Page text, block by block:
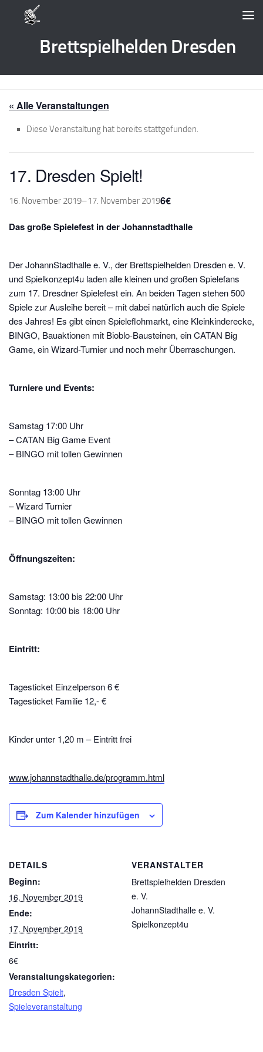
Zum Inhalt springen
Brettspielhelden Dresden
« Alle Veranstaltungen
Diese Veranstaltung hat bereits stattgefunden.
17. Dresden Spielt!
16. November 2019–17. November 20196€
Das große Spielefest in der Johannstadthalle
Der JohannStadthalle e. V., der Brettspielhelden Dresden e. V.
und Spielkonzept4u laden alle kleinen und großen Spielefans
zum 17. Dresdner Spielefest ein. An beiden Tagen stehen 500
Spiele zur Ausleihe bereit – mit dabei natürlich auch die Spiele
des Jahres! Es gibt einen Spieleflohmarkt, eine Kleinkinderecke,
BINGO, Bauaktionen mit Bioblo-Bausteinen, ein CATAN Big
Game, ein Wizard-Turnier und noch mehr Überraschungen.
Turniere und Events:
Samstag 17:00 Uhr
– CATAN Big Game Event
– BINGO mit tollen Gewinnen
Sonntag 13:00 Uhr
– Wizard Turnier
– BINGO mit tollen Gewinnen
Öffnungszeiten:
Samstag: 13:00 bis 22:00 Uhr
Sonntag: 10:00 bis 18:00 Uhr
Eintritt:
Tagesticket Einzelperson 6 €
Tagesticket Familie 12,- €
Kinder unter 1,20 m – Eintritt frei
www.johannstadthalle.de/programm.html
Zum Kalender hinzufügen
DETAILS
Beginn:
16. November 2019
Ende:
17. November 2019
Eintritt:
6€
Veranstaltungskategorien:
Dresden Spielt,
Spieleveranstaltung
VERANSTALTER
Brettspielhelden Dresden
e. V.
JohannStadthalle e. V.
Spielkonzept4u